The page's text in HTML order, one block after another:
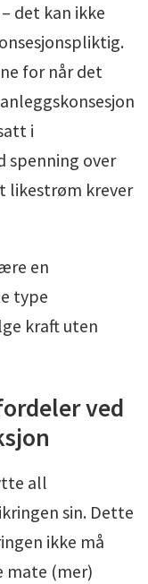
det kan ikke
for når det
i
spenning over
likestrøm krever
en
type
kraft uten
ved
all
sin. Dette
ikke må
mate (mer)